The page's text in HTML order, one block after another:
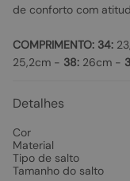
de conforto com
COMPRIMENTO: 34:
25,2cm - 38: 26cm -
Detalhes
Cor
Material
Tipo de salto
Tamanho do salto